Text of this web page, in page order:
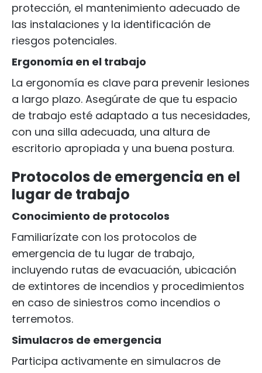
protección, el mantenimiento adecuado de
las instalaciones y la identificación de
riesgos potenciales.
Ergonomía en el trabajo
La ergonomía es clave para prevenir lesiones
a largo plazo. Asegúrate de que tu espacio
de trabajo esté adaptado a tus necesidades,
con una silla adecuada, una altura de
escritorio apropiada y una buena postura.
Protocolos de emergencia en el
lugar de trabajo
Conocimiento de protocolos
Familiarízate con los protocolos de
emergencia de tu lugar de trabajo,
incluyendo rutas de evacuación, ubicación
de extintores de incendios y procedimientos
en caso de siniestros como incendios o
terremotos.
Simulacros de emergencia
Participa activamente en simulacros de